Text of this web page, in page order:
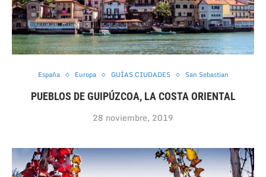
España Europa GUÍAS CIUDADES San Sebastian
PUEBLOS DE GUIPÚZCOA, LA COSTA ORIENTAL
28 noviembre, 2019